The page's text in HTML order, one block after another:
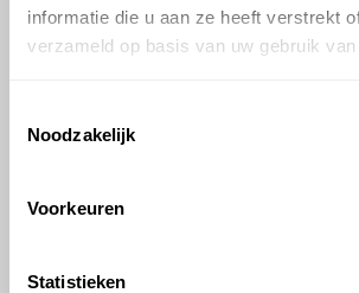
informatie die u aan ze heeft verstrekt
verzameld op basis van uw gebruik
Noodzakelijk
Voorkeuren
Statistieken
Hoe vaak moet de motorolie
worden bij een Suzuki SX4 S-
Voor welke onderdelen van
SX4 S-Cross is productadvies